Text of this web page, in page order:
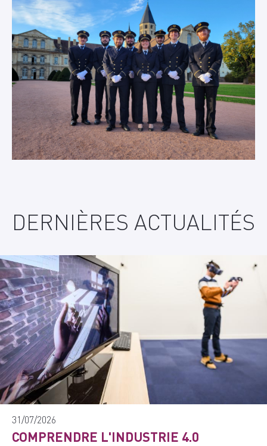
DERNIÈRES ACTUALITÉS
31/07/2026
COMPRENDRE L'INDUSTRIE 4.0